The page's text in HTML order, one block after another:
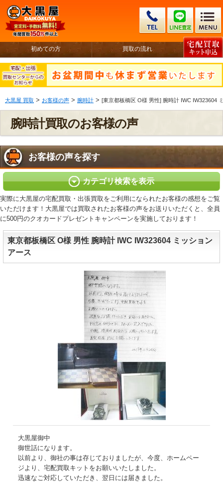
初めての方 買取の流れ
大黒屋 買取 > お客様の声 > 腕時計 > [東京都板橋区 O様 男性] 腕時計 IWC IW323604
腕時計買取のお客様の声
お客様の声を探す
カテゴリ検索を表示
実際に大黒屋の宅配買取・出張買取をご利用になられたお客様の感想をご覧
いただけます！大黒屋では買取されたお客様の声をお送りいただくと、全員
に500円のクオカードプレゼントキャンペーンを実施しております！
東京都板橋区 O様 男性 腕時計 IWC IW323604 ミッション
アース
大黒屋御中
御世話になります。
以前より、御社の事は存じておりましたが、今度、ホームペー
ジより、宅配買取キットをお願いいたしました。
迅速なご対応していただき、翌日には届きました。